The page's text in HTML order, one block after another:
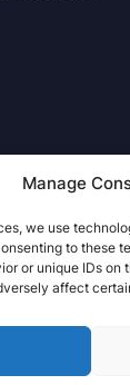
Manage
we use
to these
or unique IDs on
affect